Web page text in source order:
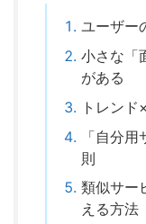
ユーザー
小さな「
がある
トレン
「自分
則
類似サー
える方法